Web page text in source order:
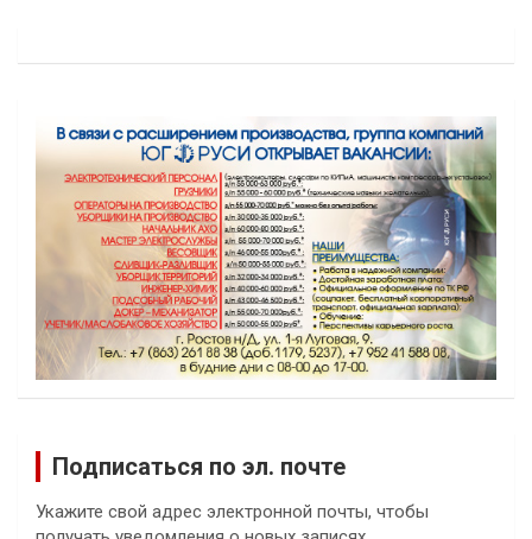
Подписаться по эл. почте
Укажите свой адрес электронной почты, чтобы